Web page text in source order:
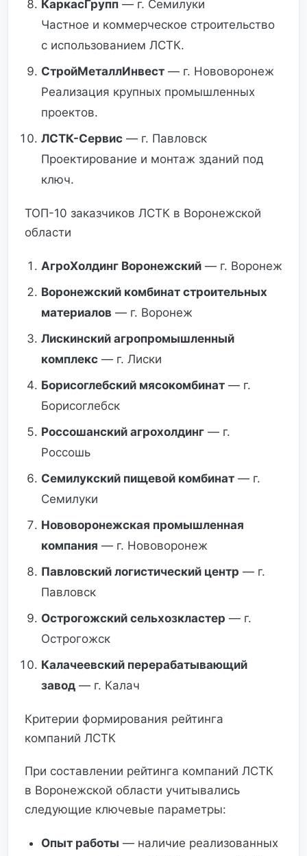
КаркасГрупп — г. Семилуки
Частное и коммерческое строительство
с использованием ЛСТК.
СтройМеталлИнвест — г. Нововоронеж
Реализация крупных промышленных
проектов.
ЛСТК-Сервис — г. Павловск
Проектирование и монтаж зданий под
ключ.
ТОП-10 заказчиков ЛСТК в Воронежской
области
АгроХолдинг Воронежский — г. Воронеж
Воронежский комбинат строительных
материалов — г. Воронеж
Лискинский агропромышленный
комплекс — г. Лиски
Борисоглебский мясокомбинат — г.
Борисоглебск
Россошанский агрохолдинг — г.
Россошь
Семилукский пищевой комбинат — г.
Семилуки
Нововоронежская промышленная
компания — г. Нововоронеж
Павловский логистический центр — г.
Павловск
Острогожский сельхозкластер — г.
Острогожск
Калачеевский перерабатывающий
завод — г. Калач
Критерии формирования рейтинга
компаний ЛСТК
При составлении рейтинга компаний ЛСТК
в Воронежской области учитывались
следующие ключевые параметры:
Опыт работы — наличие реализованных